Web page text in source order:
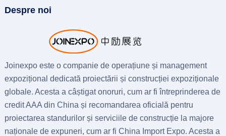
Despre noi
Joinexpo este o companie de operațiune și management
expozițional dedicată proiectării și construcției expoziționale
globale. Acesta a câștigat onoruri, cum ar fi întreprinderea de
credit AAA din China și recomandarea oficială pentru
proiectarea standurilor și serviciile de construcție la majore
naționale de expuneri, cum ar fi China Import Expo. Acesta a